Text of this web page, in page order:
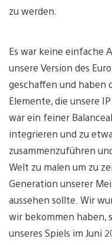
zu werden.
Es war keine einfache
unsere Version des
geschaffen und haben
Elemente, die unsere
war ein feiner
integrieren und zu
zusammenzuführen
Welt zu malen um zu
Generation unserer
aussehen sollte. Wir
wir bekommen haben,
unseres Spiels im Juni